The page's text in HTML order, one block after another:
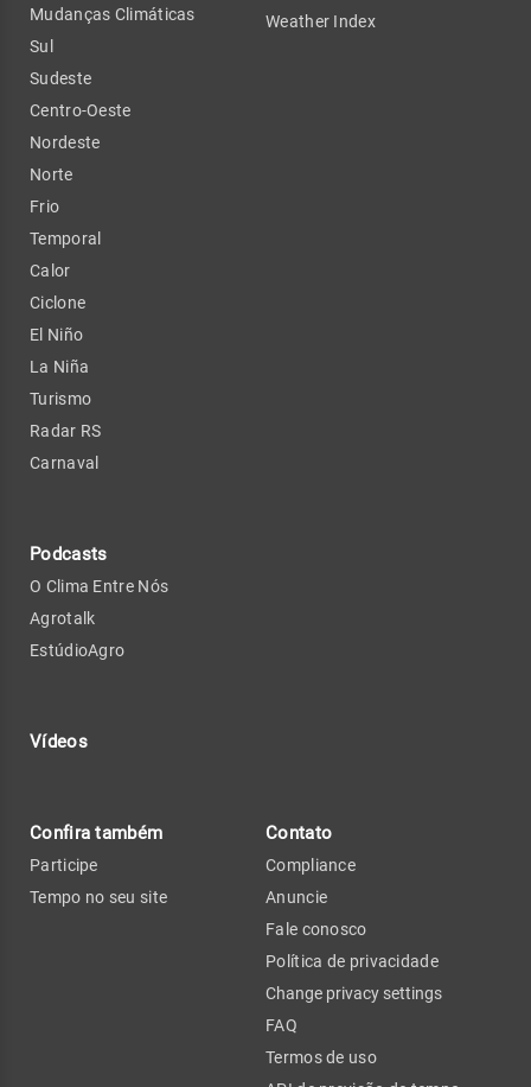
Mudanças Climáticas
Sul
Sudeste
Centro-Oeste
Nordeste
Norte
Frio
Temporal
Calor
Ciclone
El Niño
La Niña
Turismo
Radar RS
Carnaval
Podcasts
O Clima Entre Nós
Agrotalk
EstúdioAgro
Vídeos
Weather Index
Confira também
Participe
Tempo no seu site
Contato
Compliance
Anuncie
Fale conosco
Política de privacidade
Change privacy settings
FAQ
Termos de uso